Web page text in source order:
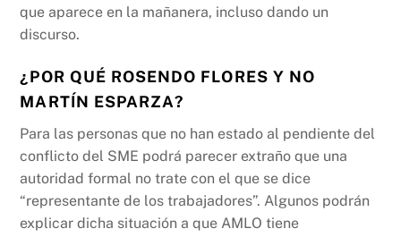
que aparece en la mañanera, incluso dando un
discurso.
¿POR QUÉ ROSENDO FLORES Y NO
MARTÍN ESPARZA?
Para las personas que no han estado al pendiente del
conflicto del SME podrá parecer extraño que una
autoridad formal no trate con el que se dice
“representante de los trabajadores”. Algunos podrán
explicar dicha situación a que AMLO tiene